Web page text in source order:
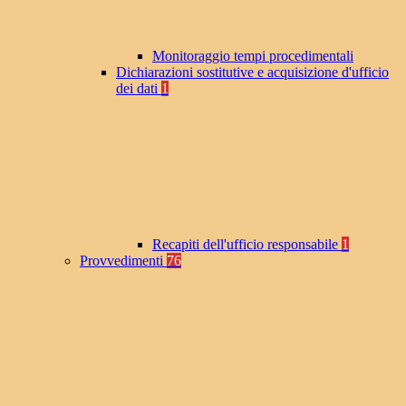
Monitoraggio tempi procedimentali
Dichiarazioni sostitutive e acquisizione d'ufficio
dei dati 1
Recapiti dell'ufficio responsabile 1
Provvedimenti 76